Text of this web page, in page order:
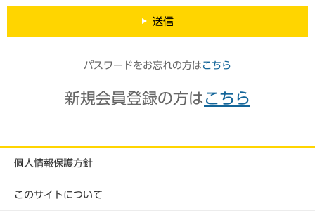
送信
パスワードをお忘れの方は こちら
新規会員登録の方は こちら
個人情報保護方針
このサイトについて